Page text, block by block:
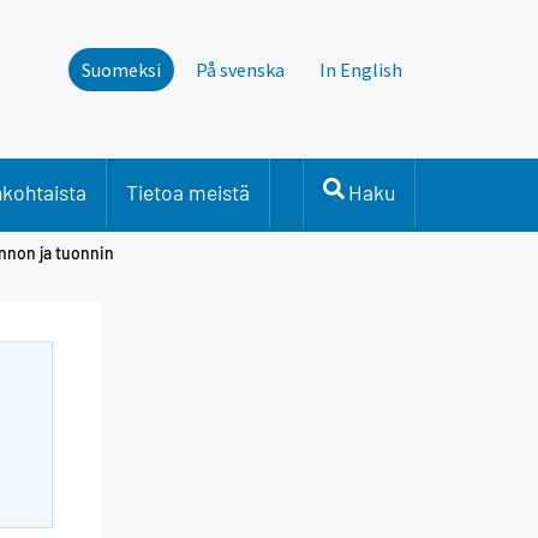
Suomeksi På svenska In English
Tietoa meistä Haku
ja tuonnin